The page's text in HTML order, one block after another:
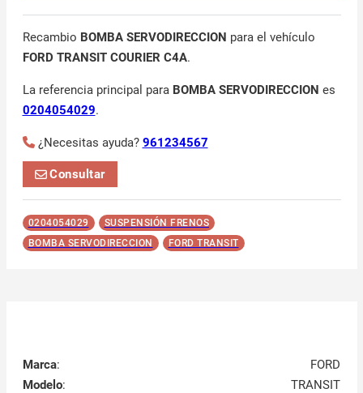
Recambio BOMBA SERVODIRECCION para el vehículo
FORD TRANSIT COURIER C4A.
La referencia principal para BOMBA SERVODIRECCION es
0204054029.
¿Necesitas ayuda? 961234567
Consultar
0204054029
SUSPENSIÓN FRENOS
BOMBA SERVODIRECCION
FORD TRANSIT
Marca:
FORD
Modelo:
TRANSIT